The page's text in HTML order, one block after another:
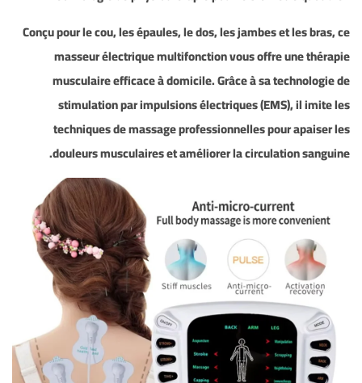
Conçu pour le cou, les épaules, le dos, les jambes et les bras, ce
masseur électrique multifonction vous offre unethérapie
musculaire efficaceà domicile. Grâce à satechnologie de
stimulation par impulsions électriques (EMS), il imite les
techniques de massage professionnelles pour apaiser les
douleurs musculaires et améliorer la circulation sanguine.